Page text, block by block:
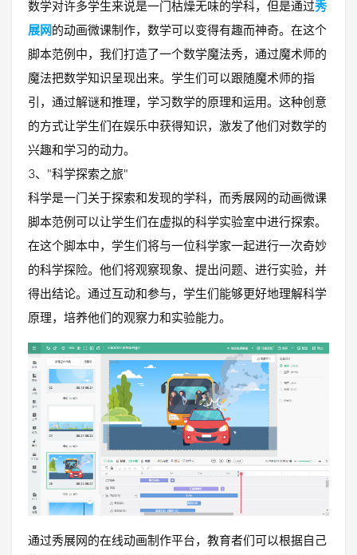
数学对许多学生来说是一门枯燥无味的学科，但是通过秀
展网的动画微课制作，数学可以变得有趣而神奇。在这个
脚本范例中，我们打造了一个数学魔法秀，通过魔术师的
魔法把数学知识呈现出来。学生们可以跟随魔术师的指
引，通过解谜和推理，学习数学的原理和运用。这种创意
的方式让学生们在娱乐中获得知识，激发了他们对数学的
兴趣和学习的动力。
3、"科学探索之旅"
科学是一门关于探索和发现的学科，而秀展网的动画微课
脚本范例可以让学生们在虚拟的科学实验室中进行探索。
在这个脚本中，学生们将与一位科学家一起进行一次奇妙
的科学探险。他们将观察现象、提出问题、进行实验，并
得出结论。通过互动和参与，学生们能够更好地理解科学
原理，培养他们的观察力和实验能力。
通过秀展网的在线动画制作平台，教育者们可以根据自己